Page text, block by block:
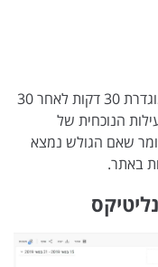
ברירת מחדל באנליטיקס משך הפעילות מוגדרת 30 דקות לאחר 30
הנוכחית של
שאם הגולש נמצא